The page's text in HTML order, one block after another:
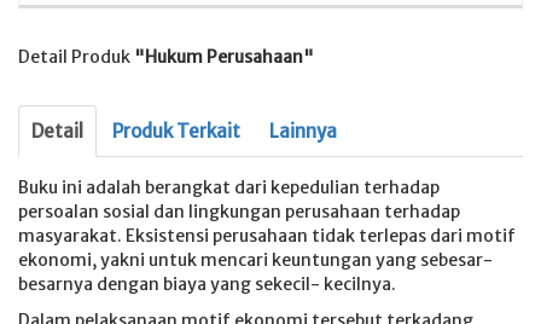
Detail Produk "Hukum Perusahaan"
Detail Produk Terkait Lainnya
Buku ini adalah berangkat dari kepedulian terhadap
persoalan sosial dan lingkungan perusahaan terhadap
masyarakat. Eksistensi perusahaan tidak terlepas dari motif
ekonomi, yakni untuk mencari keuntungan yang sebesar-
besarnya dengan biaya yang sekecil- kecilnya.